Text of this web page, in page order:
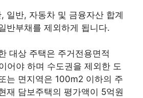
일반, 자동차 및 금융자산 합계
반부채를 제외하게 됩니다.
대상 주택은 주거전용면적
어야 하며 수도권을 제외한 도
는 면지역은 100m2 이하의 주
재 담보주택의 평가액이 5억원